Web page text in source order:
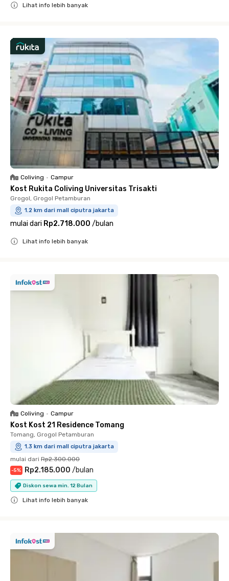
Lihat info lebih banyak
Coliving • Campur
Kost Rukita Coliving Universitas Trisakti
Grogol, Grogol Petamburan
1.2 km dari mall ciputra jakarta
mulai dari Rp2.718.000 /bulan
Lihat info lebih banyak
Coliving • Campur
Kost Kost 21 Residence Tomang
Tomang, Grogol Petamburan
1.3 km dari mall ciputra jakarta
mulai dari Rp2.300.000
-5% Rp2.185.000 /bulan
Diskon sewa min. 12 Bulan
Lihat info lebih banyak